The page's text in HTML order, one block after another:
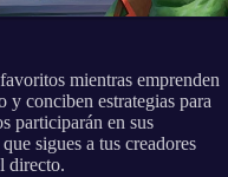
mientras emprenden
conciben estrategias para
participarán en sus
sigues a tus creadores
directo.